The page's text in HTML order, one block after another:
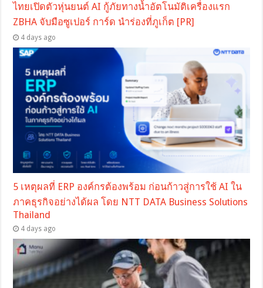
ไทยเปิดตัวหุ่นยนต์ AI กู้ภัยทางน้ำอัตโนมัติเครื่องแรก
ZBHA จับมือซูเปอร์ การ์ด นำร่องที่ภูเก็ต [PR]
4 days ago
5 เหตุผลที่ ERP องค์กรต้องพร้อม ก่อนก้าวสู่การใช้ AI ใน
ภาคธุรกิจอย่างได้ผล โดย NTT DATA Business Solutions
Thailand
4 days ago